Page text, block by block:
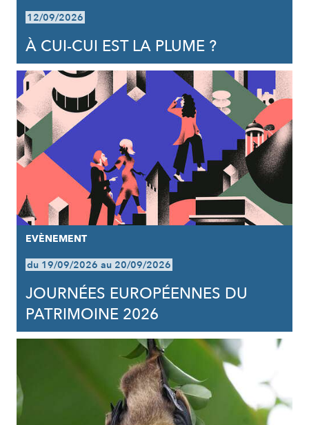
12/09/2026
À CUI-CUI EST LA PLUME ?
EVÈNEMENT
du 19/09/2026 au 20/09/2026
JOURNÉES EUROPÉENNES DU
PATRIMOINE 2026